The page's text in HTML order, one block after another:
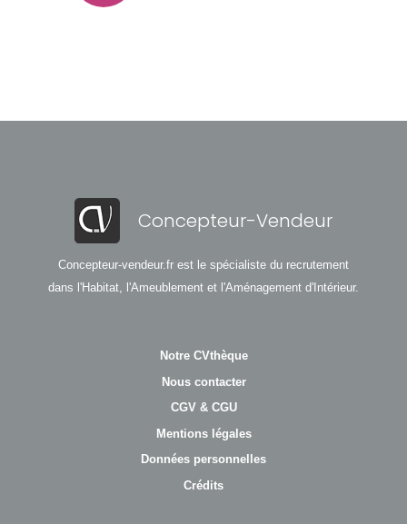
Concepteur-Vendeur
Concepteur-vendeur.fr est le spécialiste du recrutement
dans l'Habitat, l'Ameublement et l'Aménagement d'Intérieur.
Notre CVthèque
Nous contacter
CGV & CGU
Mentions légales
Données personnelles
Crédits